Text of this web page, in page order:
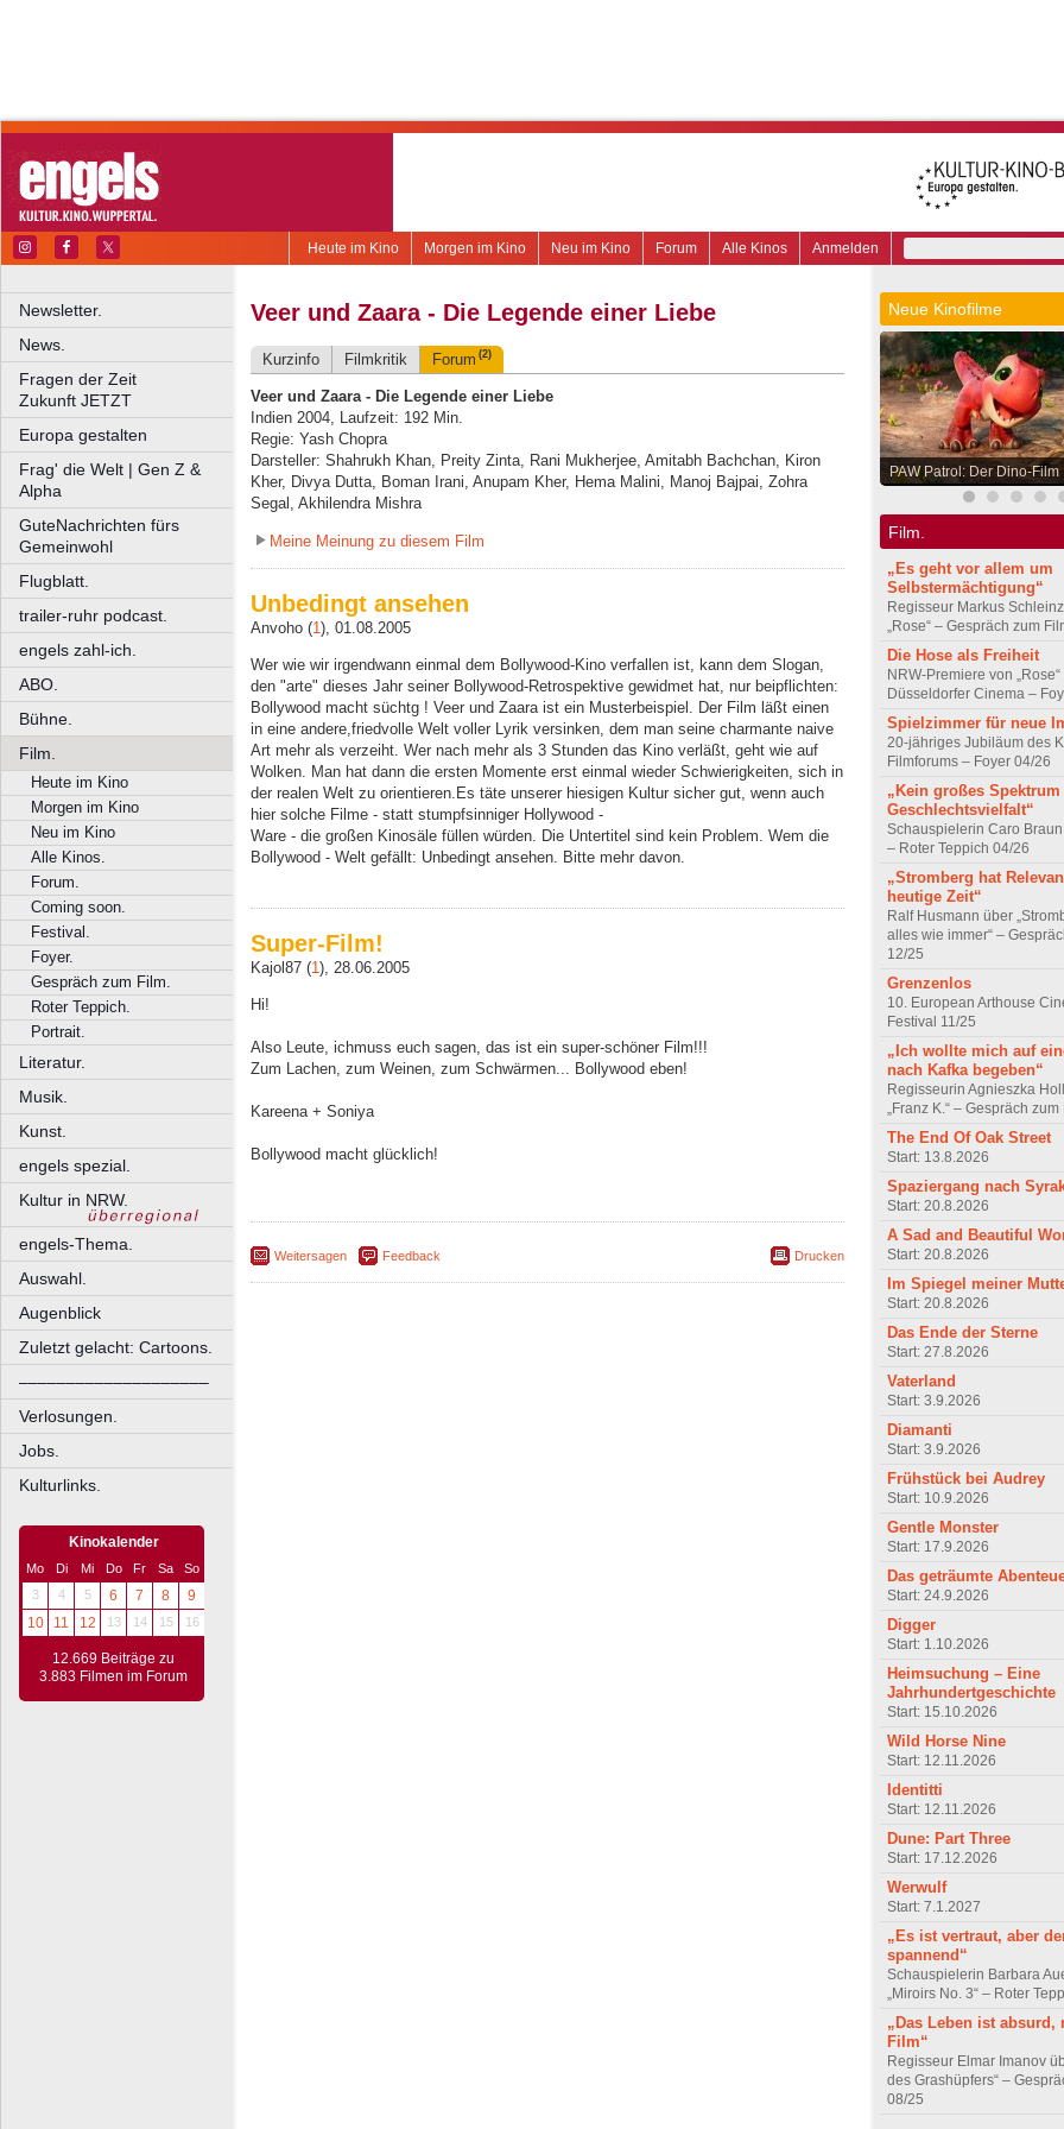
Anmelden
Alle Kinos
Forum
Neu im Kino
Morgen im Kino
Heute im Kino
Newsletter.
News.
Fragen der Zeit
Zukunft JETZT
Europa gestalten
Frag' die Welt | Gen Z &
Alpha
GuteNachrichten fürs
Gemeinwohl
Flugblatt.
trailer-ruhr podcast.
engels zahl-ich.
ABO.
Bühne.
Film.
Heute im Kino
Morgen im Kino
Neu im Kino
Alle Kinos.
Forum.
Coming soon.
Festival.
Foyer.
Gespräch zum Film.
Roter Teppich.
Portrait.
Literatur.
Musik.
Kunst.
engels spezial.
Kultur in NRW.
engels-Thema.
Auswahl.
Augenblick
Zuletzt gelacht: Cartoons.
––––––––––––––––––––
Verlosungen.
Jobs.
Kulturlinks.
Kinokalender
Mo Di Mi Do Fr Sa
So
3
4 5 6 7 8
9
10
11 12 13 14 15 16
12.669 Beiträge zu
3.883 Filmen im Forum
Veer und Zaara - Die Legende einer Liebe
Kurzinfo Filmkritik Forum (2)
Veer und Zaara - Die Legende einer Liebe
Indien 2004, Laufzeit: 192 Min.
Regie: Yash Chopra
Darsteller: Shahrukh Khan, Preity Zinta, Rani Mukherjee, Amitabh Bachchan, Kiron
Kher, Divya Dutta, Boman Irani, Anupam Kher, Hema Malini, Manoj Bajpai, Zohra
Segal, Akhilendra Mishra
Meine Meinung zu diesem Film
Unbedingt ansehen
Anvoho (1), 01.08.2005
Wer wie wir irgendwann einmal dem Bollywood-Kino verfallen ist, kann dem Slogan,
den "arte" dieses Jahr seiner Bollywood-Retrospektive gewidmet hat, nur beipflichten:
Bollywood macht süchtg ! Veer und Zaara ist ein Musterbeispiel. Der Film läßt einen
in eine andere,friedvolle Welt voller Lyrik versinken, dem man seine charmante naive
Art mehr als verzeiht. Wer nach mehr als 3 Stunden das Kino verläßt, geht wie auf
Wolken. Man hat dann die ersten Momente erst einmal wieder Schwierigkeiten, sich in
der realen Welt zu orientieren.Es täte unserer hiesigen Kultur sicher gut, wenn auch
hier solche Filme - statt stumpfsinniger Hollywood -
Ware - die großen Kinosäle füllen würden. Die Untertitel sind kein Problem. Wem die
Bollywood - Welt gefällt: Unbedingt ansehen. Bitte mehr davon.
Super-Film!
Kajol87 (1), 28.06.2005
Hi!
Also Leute, ichmuss euch sagen, das ist ein super-schöner Film!!!
Zum Lachen, zum Weinen, zum Schwärmen... Bollywood eben!
Kareena + Soniya
Bollywood macht glücklich!
Weitersagen Feedback Drucken
Neue Kinofilme
PAW Patrol: Der Dino-Film
Film.
„Es geht vor allem um
Selbstermächtigung“
Regisseur Markus
„Rose“ – Gespräch zum
Die Hose als Freiheit
NRW-Premiere von „Rose“
Düsseldorfer Cinema –
Spielzimmer für neue
20-jähriges Jubiläum des
Filmforums – Foyer 04/26
„Kein großes Spektrum
Geschlechtsvielfalt“
Schauspielerin Caro Braun
– Roter Teppich 04/26
„Stromberg hat
heutige Zeit“
Ralf Husmann über
alles wie immer“ –
12/25
Grenzenlos
10. European Arthouse
Festival 11/25
„Ich wollte mich auf
nach Kafka begeben“
Regisseurin Agnieszka
„Franz K.“ – Gespräch
The End Of Oak Street
Start: 13.8.2026
Spaziergang nach
Start: 20.8.2026
A Sad and Beautiful
Start: 20.8.2026
Im Spiegel meiner
Start: 20.8.2026
Das Ende der Sterne
Start: 27.8.2026
Vaterland
Start: 3.9.2026
Diamanti
Start: 3.9.2026
Frühstück bei Audrey
Start: 10.9.2026
Gentle Monster
Start: 17.9.2026
Das geträumte
Start: 24.9.2026
Digger
Start: 1.10.2026
Heimsuchung – Eine
Jahrhundertgeschichte
Start: 15.10.2026
Wild Horse Nine
Start: 12.11.2026
Identitti
Start: 12.11.2026
Dune: Part Three
Start: 17.12.2026
Werwulf
Start: 7.1.2027
„Es ist vertraut, aber
spannend“
Schauspielerin Barbara
„Miroirs No. 3“ – Roter
„Das Leben ist absurd,
Film“
Regisseur Elmar Imanov
des Grashüpfers“ –
08/25